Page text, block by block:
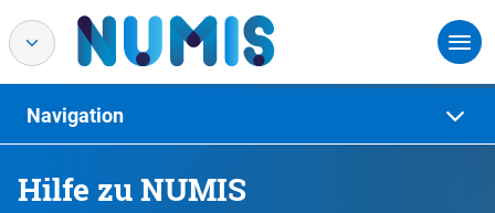
Hilfe zu NUMIS
Navigation